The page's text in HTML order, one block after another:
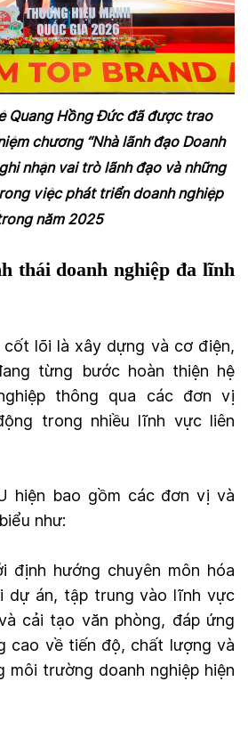
Quang Hồng Đức đã được trao
chương “Nhà lãnh đạo Doanh
nhận vai trò lãnh đạo và những
việc phát triển doanh nghiệp
năm 2025
thái doanh nghiệp đa lĩnh
cốt lõi là xây dựng và cơ điện,
từng bước hoàn thiện hệ
thông qua các đơn vị
trong nhiều lĩnh vực liên
hiện bao gồm các đơn vị và
như:
định hướng chuyên môn hóa
dự án, tập trung vào lĩnh vực
cải tạo văn phòng, đáp ứng
cao về tiến độ, chất lượng và
môi trường doanh nghiệp hiện